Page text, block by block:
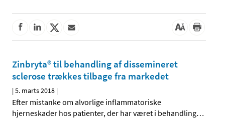
Zinbryta® til behandling af dissemineret
sclerose trækkes tilbage fra markedet
|5. marts 2018 |
Efter mistanke om alvorlige inflammatoriske
hjerneskader hos patienter, der har været i behandling…